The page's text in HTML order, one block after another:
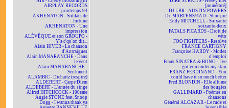
AIRPLAY RECORDS
printemps 94
AKHENATON - Soldats de
fortune
AKHENATON - Une
impression
ALÉVÊQUE et son GROUPO -
Y'a c'qu'on dit...
Alain HIVER - La chanson
d'Antraigues
Alain MANARANCHE - Dans
le vent
Alain MANARANCHE -
Sentiment
ALAMBIC - Dichaïtz (respire)
ALDEBERT - Carpe Diem
ALDEBERT - L'année du singe
Alfred HITCHCOCK - 100ème
Angie STONE feat. Snoop
Dogg - I wanna thank ya
[numéroté]
DJ LBR - AUSTIN POWERS
Dr. MARTENS/4AD - Shoe pie
Eddy MITCHELL - Soixante
soixante-deux
FATALS PICARDS - Droit de
véto
FOO FIGHTERS - Resolve
FRANCE CARTIGNY
Françoise HARDY - Modes
d'emploi
Frank SINATRA & BONO - I've
got you under my skin
FRANZ FERDINAND - You
could have it so much better
Fred BLONDIN - Elle allume
des bougies
GALLIMARD - Poèmes en
chansons
Général ALCAZAR - Le rude et